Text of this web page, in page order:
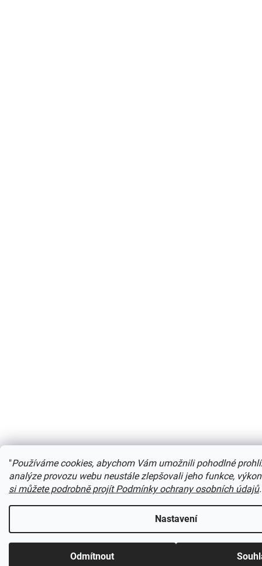
"Používáme cookies, abychom Vám umožnili pohodlné
analýze provozu webu neustále zlepšovali jeho funkce,
si můžete podrobně projít Podmínky ochrany osobních údajů.
Nastavení
Odmítnout